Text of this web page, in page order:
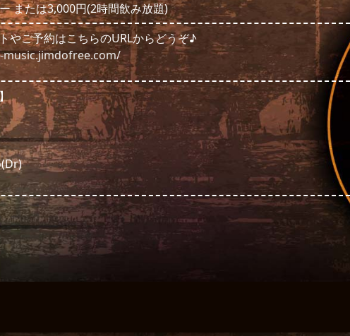
または3,000円(2時間飲み放題)
やご予約はこちらのURLからどうぞ♪